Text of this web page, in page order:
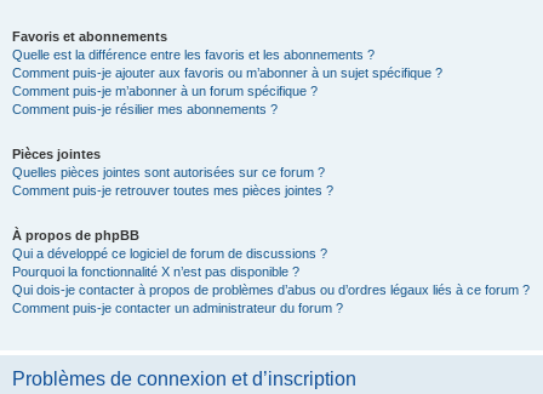
Favoris et abonnements
Quelle est la différence entre les favoris et les abonnements ?
Comment puis-je ajouter aux favoris ou m’abonner à un sujet spécifique ?
Comment puis-je m’abonner à un forum spécifique ?
Comment puis-je résilier mes abonnements ?
Pièces jointes
Quelles pièces jointes sont autorisées sur ce forum ?
Comment puis-je retrouver toutes mes pièces jointes ?
À propos de phpBB
Qui a développé ce logiciel de forum de discussions ?
Pourquoi la fonctionnalité X n’est pas disponible ?
Qui dois-je contacter à propos de problèmes d’abus ou d’ordres légaux liés à ce forum ?
Comment puis-je contacter un administrateur du forum ?
Problèmes de connexion et d’inscription